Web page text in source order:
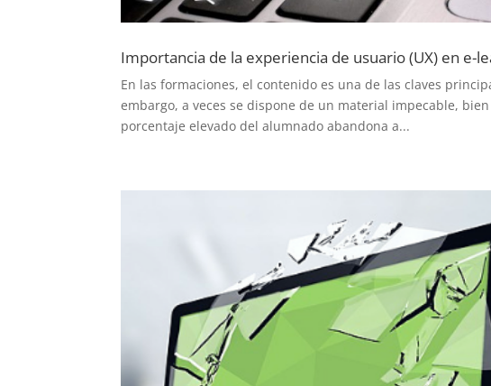
Importancia de la experiencia de usuario (UX) en e-
En las formaciones, el contenido es una de las claves
embargo, a veces se dispone de un material impecable,
porcentaje elevado del alumnado abandona a...